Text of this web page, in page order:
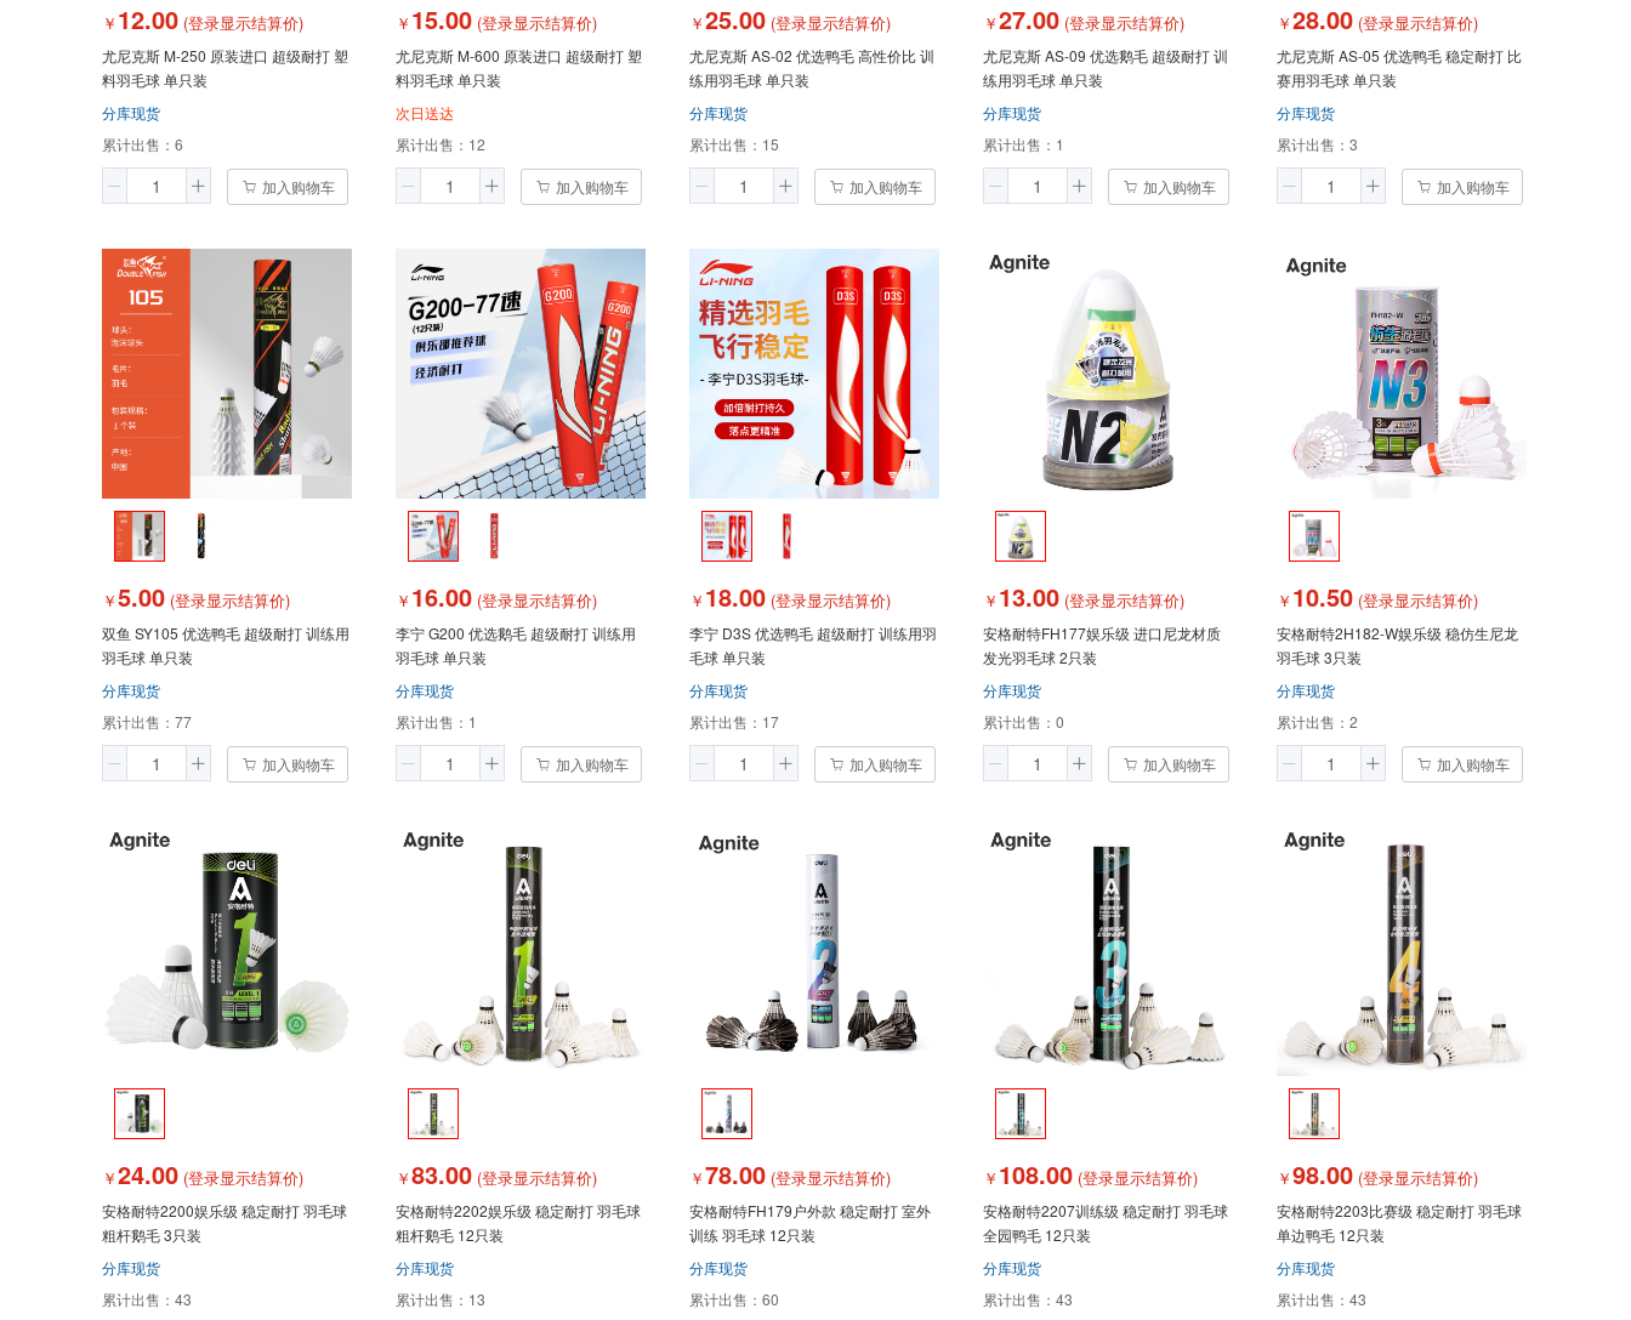
￥ 12.00 (登录显示结算价)
尤尼克斯 M-250 原装进口 超级耐打 塑
料羽毛球 单只装
分库现货
累计出售： 6
加入购物车
￥ 15.00 (登录显示结算价)
尤尼克斯 M-600 原装进口 超级耐打 塑
料羽毛球 单只装
次日送达
累计出售： 12
加入购物车
￥25.00 (登录显示结算价)
尤尼克斯 AS-02 优选鸭毛 高性价比 训
练用羽毛球 单只装
分库现货
累计出售： 15
加入购物车
￥27.00 (登录显示结算价)
尤尼克斯 AS-09 优选鹅毛 超级耐打 训
练用羽毛球 单只装
分库现货
累计出售： 1
加入购物车
￥28.00 (登录显示结算价)
尤尼克斯 AS-05 优选鸭毛 稳定耐打 比
赛用羽毛球 单只装
分库现货
累计出售： 3
加入购物车
￥5.00 (登录显示结算价)
双鱼 SY105 优选鸭毛 超级耐打 训练用
羽毛球 单只装
分库现货
累计出售： 77
加入购物车
￥ 16.00 (登录显示结算价)
李宁 G200 优选鹅毛 超级耐打 训练用
羽毛球 单只装
分库现货
累计出售： 1
加入购物车
￥ 18.00 (登录显示结算价)
李宁 D3S 优选鸭毛 超级耐打 训练用羽
毛球 单只装
分库现货
累计出售： 17
加入购物车
￥ 13.00 (登录显示结算价)
安格耐特FH177娱乐级 进口尼龙材质
发光羽毛球 2只装
分库现货
累计出售： 0
加入购物车
￥ 10.50 (登录显示结算价)
安格耐特2H182-W娱乐级 稳仿生尼龙
羽毛球 3只装
分库现货
累计出售： 2
加入购物车
￥24.00 (登录显示结算价)
安格耐特2200娱乐级 稳定耐打 羽毛球
粗杆鹅毛 3只装
分库现货
累计出售： 43
￥83.00 (登录显示结算价)
安格耐特2202娱乐级 稳定耐打 羽毛球
粗杆鹅毛 12只装
分库现货
累计出售： 13
￥78.00 (登录显示结算价)
安格耐特FH179户外款 稳定耐打 室外
训练 羽毛球 12只装
分库现货
累计出售： 60
￥ 108.00 (登录显示结算价)
安格耐特2207训练级 稳定耐打 羽毛球
全园鸭毛 12只装
分库现货
累计出售： 43
￥98.00 (登录显示结算价)
安格耐特2203比赛级 稳定耐打 羽毛球
单边鸭毛 12只装
分库现货
累计出售： 43